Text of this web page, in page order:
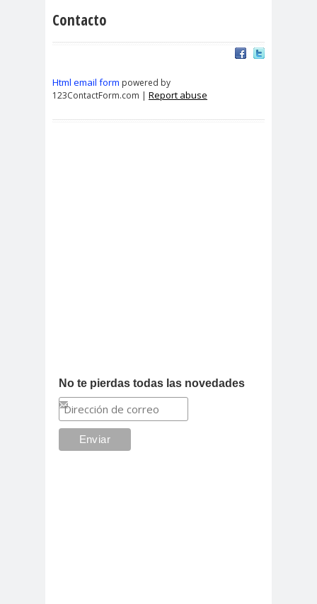
Contacto
Html email form powered by
123ContactForm.com | Report abuse
No te pierdas todas las novedades